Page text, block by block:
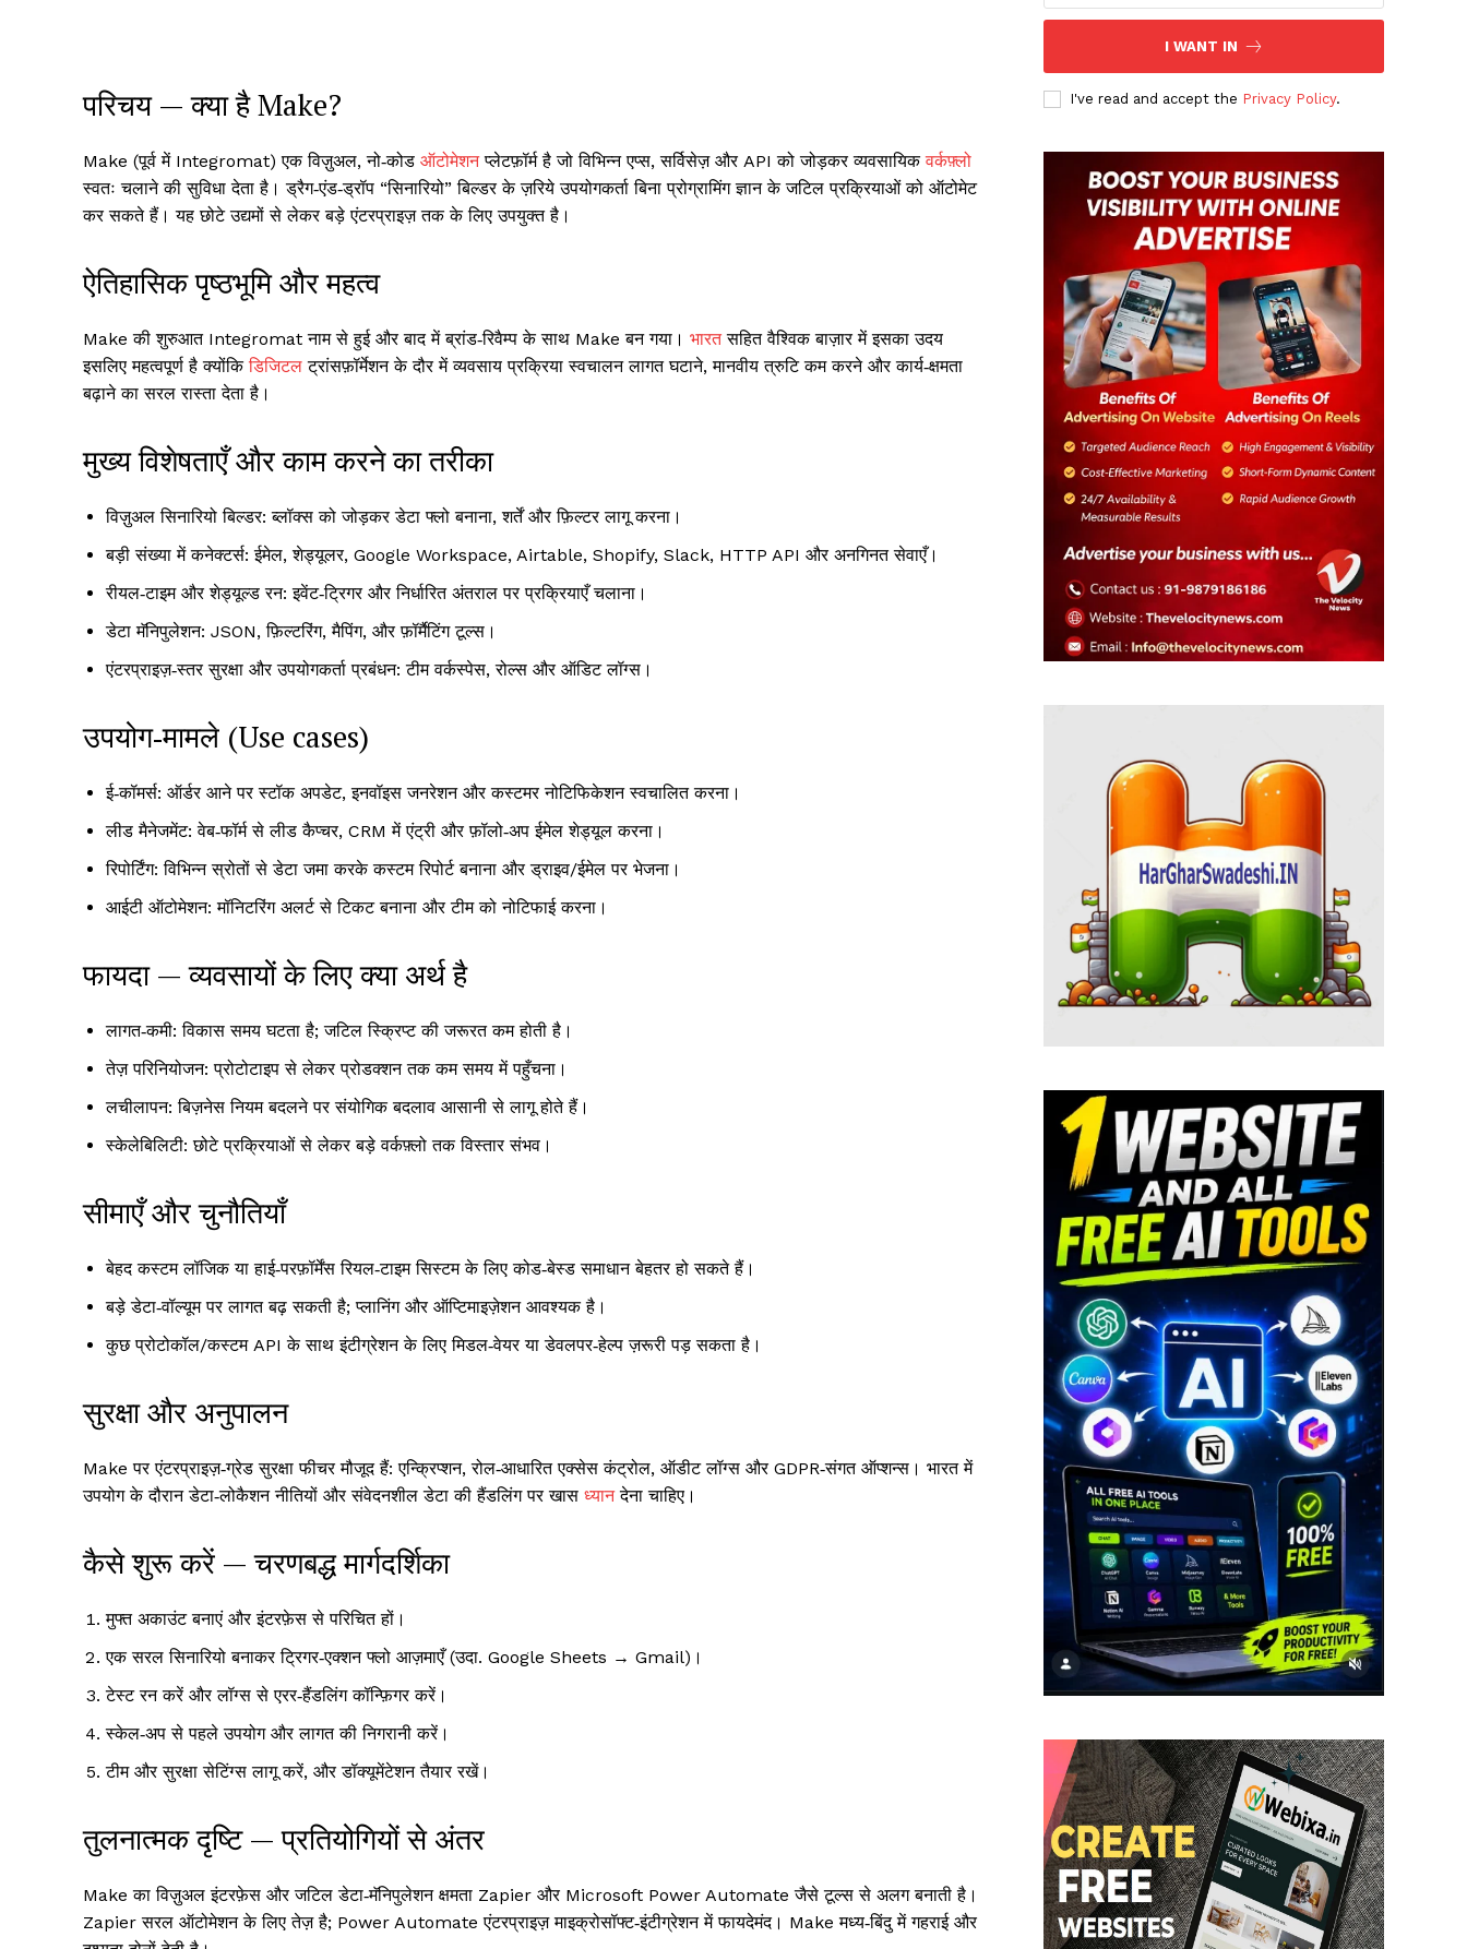
परिचय — क्या है Make?
Make (पूर्व में Integromat) एक विज़ुअल, नो‑कोड ऑटोमेशनप्लेटफ़ॉर्म है जो विभिन्न एप्स, सर्विसेज़ और API को जोड़कर व्यवसायिकवर्कफ़्लो
स्वतः चलाने की सुविधा देता है। ड्रैग‑एंड‑ड्रॉप “सिनारियो” बिल्डर के ज़रिये उपयोगकर्ता बिना प्रोग्रामिंग ज्ञान के जटिल प्रक्रियाओं को ऑटोमेट
कर सकते हैं। यह छोटे उद्यमों से लेकर बड़े एंटरप्राइज़ तक के लिए उपयुक्त है।
ऐतिहासिक पृष्ठभूमि और महत्व
Make की शुरुआत Integromat नाम से हुई और बाद में ब्रांड‑रिवैम्प के साथ Make बन गया। भारतसहित वैश्विक बाज़ार में इसका उदय
इसलिए महत्वपूर्ण है क्योंकिडिजिटल ट्रांसफ़ॉर्मेशन के दौर में व्यवसाय प्रक्रिया स्वचालन लागत घटाने, मानवीय त्रुटि कम करने और कार्य‑क्षमता
बढ़ाने का सरल रास्ता देता है।
मुख्य विशेषताएँ और काम करने का तरीका
विज़ुअल सिनारियो बिल्डर: ब्लॉक्स को जोड़कर डेटा फ्लो बनाना, शर्तें और फ़िल्टर लागू करना।
बड़ी संख्या में कनेक्टर्स: ईमेल, शेड्यूलर, Google Workspace, Airtable, Shopify, Slack, HTTP API और अनगिनत सेवाएँ।
रीयल‑टाइम और शेड्यूल्ड रन: इवेंट‑ट्रिगर और निर्धारित अंतराल पर प्रक्रियाएँ चलाना।
डेटा मॅनिपुलेशन: JSON, फ़िल्टरिंग, मैपिंग, और फ़ॉर्मैटिंग टूल्स।
एंटरप्राइज़‑स्तर सुरक्षा और उपयोगकर्ता प्रबंधन: टीम वर्कस्पेस, रोल्स और ऑडिट लॉग्स।
उपयोग‑मामले (Use cases)
ई‑कॉमर्स: ऑर्डर आने पर स्टॉक अपडेट, इनवॉइस जनरेशन और कस्टमर नोटिफिकेशन स्वचालित करना।
लीड मैनेजमेंट: वेब‑फॉर्म से लीड कैप्चर, CRM में एंट्री और फ़ॉलो‑अप ईमेल शेड्यूल करना।
रिपोर्टिंग: विभिन्न स्रोतों से डेटा जमा करके कस्टम रिपोर्ट बनाना और ड्राइव/ईमेल पर भेजना।
आईटी ऑटोमेशन: मॉनिटरिंग अलर्ट से टिकट बनाना और टीम को नोटिफाई करना।
फायदा — व्यवसायों के लिए क्या अर्थ है
लागत‑कमी: विकास समय घटता है; जटिल स्क्रिप्ट की जरूरत कम होती है।
तेज़ परिनियोजन: प्रोटोटाइप से लेकर प्रोडक्शन तक कम समय में पहुँचना।
लचीलापन: बिज़नेस नियम बदलने पर संयोगिक बदलाव आसानी से लागू होते हैं।
स्केलेबिलिटी: छोटे प्रक्रियाओं से लेकर बड़े वर्कफ़्लो तक विस्तार संभव।
सीमाएँ और चुनौतियाँ
बेहद कस्टम लॉजिक या हाई‑परफ़ॉर्मेंस रियल‑टाइम सिस्टम के लिए कोड‑बेस्ड समाधान बेहतर हो सकते हैं।
बड़े डेटा‑वॉल्यूम पर लागत बढ़ सकती है; प्लानिंग और ऑप्टिमाइज़ेशन आवश्यक है।
कुछ प्रोटोकॉल/कस्टम API के साथ इंटीग्रेशन के लिए मिडल‑वेयर या डेवलपर‑हेल्प ज़रूरी पड़ सकता है।
सुरक्षा और अनुपालन
Make पर एंटरप्राइज़‑ग्रेड सुरक्षा फीचर मौजूद हैं: एन्क्रिप्शन, रोल‑आधारित एक्सेस कंट्रोल, ऑडीट लॉग्स और GDPR‑संगत ऑप्शन्स। भारत में
उपयोग के दौरान डेटा‑लोकैशन नीतियों और संवेदनशील डेटा की हैंडलिंग पर खास ध्यानदेना चाहिए।
कैसे शुरू करें — चरणबद्ध मार्गदर्शिका
मुफ्त अकाउंट बनाएं और इंटरफ़ेस से परिचित हों।
एक सरल सिनारियो बनाकर ट्रिगर‑एक्शन फ्लो आज़माएँ (उदा. Google Sheets → Gmail)।
टेस्ट रन करें और लॉग्स से एरर‑हैंडलिंग कॉन्फ़िगर करें।
स्केल‑अप से पहले उपयोग और लागत की निगरानी करें।
टीम और सुरक्षा सेटिंग्स लागू करें, और डॉक्यूमेंटेशन तैयार रखें।
तुलनात्मक दृष्टि — प्रतियोगियों से अंतर
Make का विज़ुअल इंटरफ़ेस और जटिल डेटा‑मॅनिपुलेशन क्षमता Zapier और Microsoft Power Automate जैसे टूल्स से अलग बनाती है।
Zapier सरल ऑटोमेशन के लिए तेज़ है; Power Automate एंटरप्राइज़ माइक्रोसॉफ्ट‑इंटीग्रेशन में फायदेमंद। Make मध्य‑बिंदु में गहराई और
I WANT IN
I've read and accept the Privacy Policy.